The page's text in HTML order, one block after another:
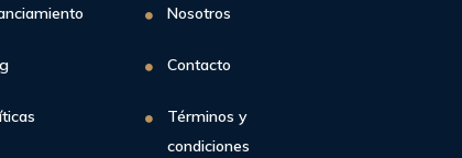
Nosotros
Contacto
Términos y
condiciones